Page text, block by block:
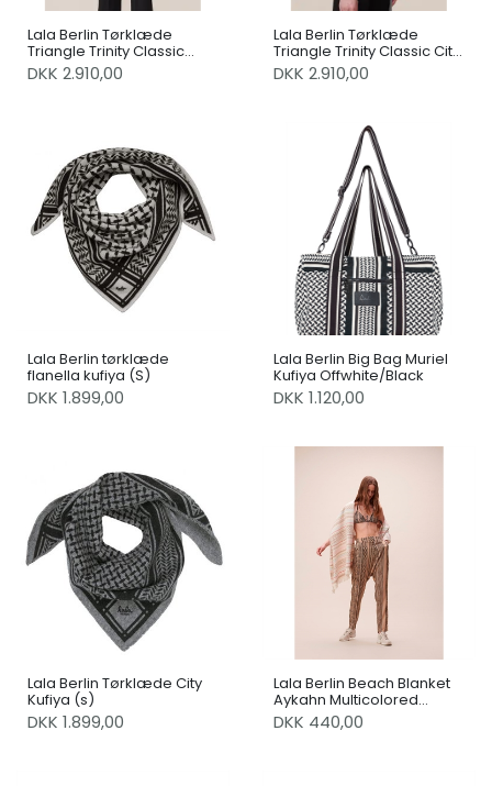
Lala Berlin Tørklæde
Triangle Trinity Classic
Alabastro Off White M
DKK 2.910,00
Lala Berlin Tørklæde
Triangle Trinity Classic City
Middlegrey Melange M
DKK 2.910,00
Lala Berlin tørklæde
flanella kufiya (S)
DKK 1.899,00
Lala Berlin Big Bag Muriel
Kufiya Offwhite/Black
DKK 1.120,00
Lala Berlin Tørklæde City
Kufiya (s)
DKK 1.899,00
Lala Berlin Beach Blanket
Aykahn Multicolored
Stripes
DKK 440,00